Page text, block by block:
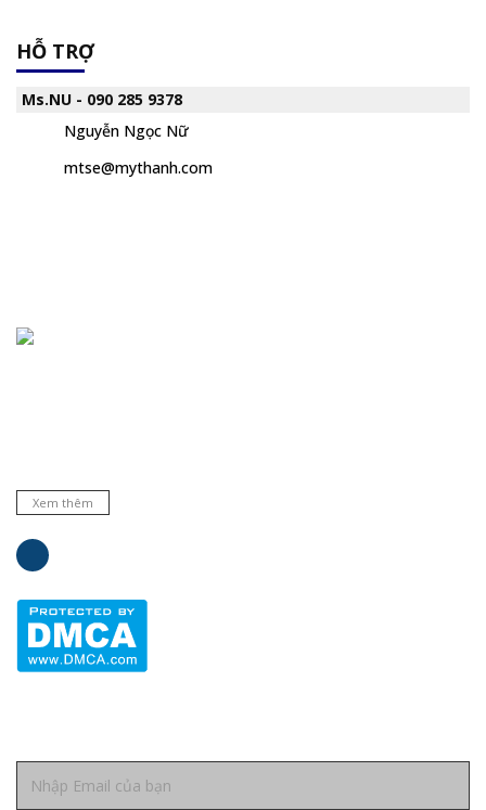
HỖ TRỢ
Ms.NU - 090 285 9378
Nguyễn Ngọc Nữ
mtse@mythanh.com
Xem thêm